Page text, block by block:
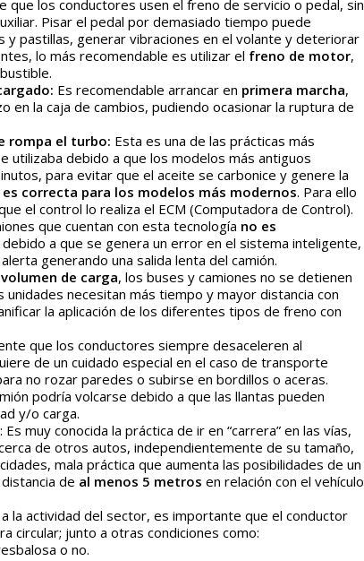
que los conductores usen el freno de servicio o pedal, sin
Pisar el pedal por demasiado tiempo puede
pastillas, generar vibraciones en el volante y deteriorar
lo más recomendable es utilizar el freno de motor,
Es recomendable arrancar en primera marcha,
en la caja de cambios, pudiendo ocasionar la ruptura de
rompa el turbo: Esta es una de las prácticas más
utilizaba debido a que los modelos más antiguos
para evitar que el aceite se carbonice y genere la
correcta para los modelos más modernos. Para ello
el control lo realiza el ECM (Computadora de Control).
que cuentan con esta tecnología no es
a que se genera un error en el sistema inteligente,
generando una salida lenta del camión.
volumen de carga, los buses y camiones no se detienen
unidades necesitan más tiempo y mayor distancia con
la aplicación de los diferentes tipos de freno con
que los conductores siempre desaceleren al
de un cuidado especial en el caso de transporte
no rozar paredes o subirse en bordillos o aceras.
podría volcarse debido a que las llantas pueden
y/o carga.
: Es muy conocida la práctica de ir en “carrera” en las vías,
de otros autos, independientemente de su tamaño,
mala práctica que aumenta las posibilidades de un
de al menos 5 metros en relación con el vehículo
la actividad del sector, es importante que el conductor
circular; junto a otras condiciones como:
o no.